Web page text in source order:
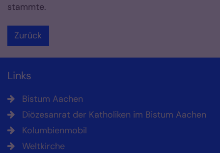
stammte.
Zurück
Links
Bistum Aachen
Diözesanrat der Katholiken im Bistum Aachen
Kolumbienmobil
Weltkirche